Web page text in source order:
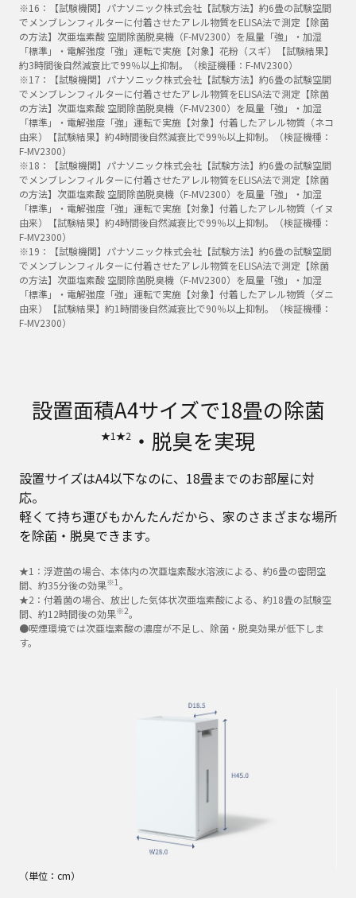
※16：【試験機関】パナソニック株式会社【試験方法】約6畳の試験空間
でメンブレンフィルターに付着させたアレル物質をELISA法で測定【除菌
の方法】次亜塩素酸 空間除菌脱臭機（F-MV2300）を風量「強」・加湿
「標準」・電解強度「強」運転で実施【対象】花粉（スギ）【試験結果】
約3時間後自然減衰比で99％以上抑制。（検証機種：F-MV2300）
※17：【試験機関】パナソニック株式会社【試験方法】約6畳の試験空間
でメンブレンフィルターに付着させたアレル物質をELISA法で測定【除菌
の方法】次亜塩素酸 空間除菌脱臭機（F-MV2300）を風量「強」・加湿
「標準」・電解強度「強」運転で実施【対象】付着したアレル物質（ネコ
由来）【試験結果】約4時間後自然減衰比で99％以上抑制。（検証機種：
F-MV2300）
※18：【試験機関】パナソニック株式会社【試験方法】約6畳の試験空間
でメンブレンフィルターに付着させたアレル物質をELISA法で測定【除菌
の方法】次亜塩素酸 空間除菌脱臭機（F-MV2300）を風量「強」・加湿
「標準」・電解強度「強」運転で実施【対象】付着したアレル物質（イヌ
由来）【試験結果】約4時間後自然減衰比で99％以上抑制。（検証機種：
F-MV2300）
※19：【試験機関】パナソニック株式会社【試験方法】約6畳の試験空間
でメンブレンフィルターに付着させたアレル物質をELISA法で測定【除菌
の方法】次亜塩素酸 空間除菌脱臭機（F-MV2300）を風量「強」・加湿
「標準」・電解強度「強」運転で実施【対象】付着したアレル物質（ダニ
由来）【試験結果】約1時間後自然減衰比で90％以上抑制。（検証機種：
F-MV2300）
設置面積A4サイズで18畳の除菌
★1★2 ・脱臭を実現
設置サイズはA4以下なのに、18畳までのお部屋に対
応。
軽くて持ち運びもかんたんだから、家のさまざまな場所
を除菌・脱臭できます。
★1：浮遊菌の場合、本体内の次亜塩素酸水溶液による、約6畳の密閉空
間、約35分後の効果※1。
★2：付着菌の場合、放出した気体状次亜塩素酸による、約18畳の試験空
間、約12時間後の効果※2。
●喫煙環境では次亜塩素酸の濃度が不足し、除菌・脱臭効果が低下しま
す。
（単位：cm）